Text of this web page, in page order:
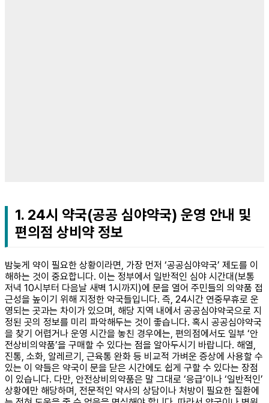
1. 24시 약국(공공 심야약국) 운영 안내 및
편의점 상비약 정보
밤늦게 약이 필요한 상황이라면, 가장 먼저 ‘공공심야약국’ 제도를 이
해하는 것이 중요합니다. 이는 정부에서 일반적인 심야 시간대(보통
저녁 10시부터 다음날 새벽 1시까지)에 문을 열어 주민들의 의약품 접
근성을 높이기 위해 지정한 약국들입니다. 즉, 24시간 연중무휴로 운
영되는 곳과는 차이가 있으며, 해당 지역 내에서 공공심야약국으로 지
정된 곳의 정보를 미리 파악해두는 것이 좋습니다. 혹시 공공심야약국
을 찾기 어렵거나 운영 시간을 놓친 경우에는, 편의점에서도 일부 ‘안
전상비의약품’을 구매할 수 있다는 점을 알아두시기 바랍니다. 해열,
진통, 소화, 알레르기, 근육통 완화 등 비교적 가벼운 증상에 사용할 수
있는 이 약들은 약국이 문을 닫은 시간에도 쉽게 구할 수 있다는 장점
이 있습니다. 다만, 안전상비의약품은 말 그대로 ‘응급’이나 ‘일반적인’
상황에만 해당하며, 전문적인 약사의 상담이나 처방이 필요한 질환에